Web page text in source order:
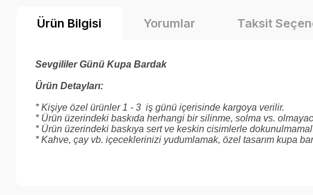
Ürün Bilgisi Yorumlar Taksit
Sevgililer Günü Kupa Bardak
Ürün Detayları:
* Kişiye özel ürünler 1 - 3 iş günü içerisinde kargoya verilir.
* Ürün üzerindeki baskıda herhangi bir silinme, solma vs.
* Ürün üzerindeki baskıya sert ve keskin cisimlerle
* Kahve, çay vb. içeceklerinizi yudumlamak, özel tasarım kupa